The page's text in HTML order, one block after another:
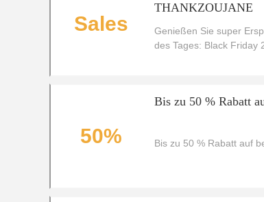
Sales
THANKZOUJANE
Genießen Sie super
des Tages: Black Friday
50%
Bis zu 50 % Rabatt
Bis zu 50 % Rabatt auf